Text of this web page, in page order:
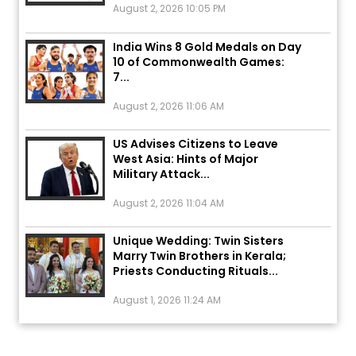
10 of Commonwealth Games:
7...
August 2, 2026 11:06 AM
West Asia: Hints of Major
Military Attack...
August 2, 2026 11:04 AM
Marry Twin Brothers in Kerala;
Priests Conducting Rituals...
August 1, 2026 11:24 AM
ਤੁਹਾਡੀ ਰਾਸ਼ੀ ‘ਤੇ ਗ੍ਰਹਿਆਂ ਦੀ...